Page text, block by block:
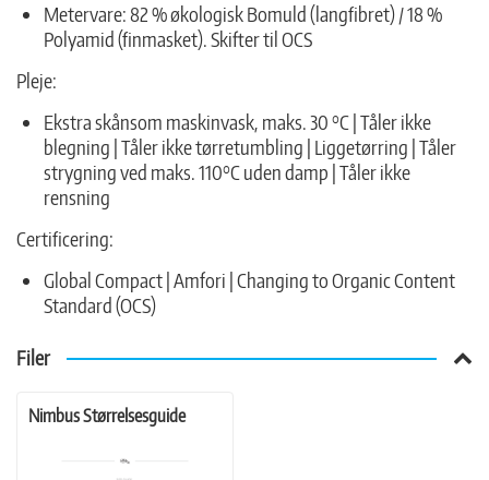
Metervare: 82 % økologisk Bomuld (langfibret) / 18 %
Polyamid (finmasket). Skifter til OCS
Pleje:
Ekstra skånsom maskinvask, maks. 30 °C | Tåler ikke
blegning | Tåler ikke tørretumbling | Liggetørring | Tåler
strygning ved maks. 110°C uden damp | Tåler ikke
rensning
Certificering:
Global Compact | Amfori | Changing to Organic Content
Standard (OCS)
Filer
Nimbus Størrelsesguide